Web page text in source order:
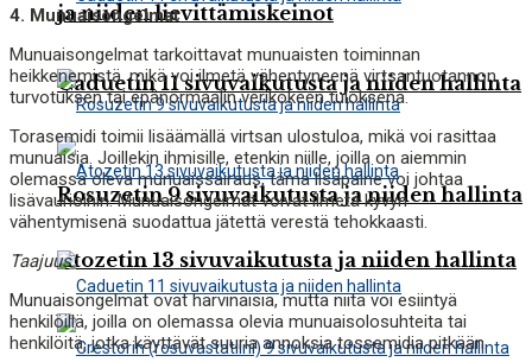
Caduetin 11 sivuvaikutusta ja niiden hallinta
Atozetin 13 sivuvaikutusta ja niiden hallinta
ja niiden lievittämiskeinot
Rosuzetin 9 sivuvaikutusta ja niiden hallinta
4. Munuaisongelmat
Munuaisongelmat tarkoittavat munuaisten toiminnan
heikkenemistä, mikä voi ilmetä vähentyneenä virtsantuotannon,
turvotuksen tai epänormaalin verikokeen tuloksena.
Torasemidi toimii lisäämällä virtsan ulostuloa, mikä voi rasittaa
munuaisia. Joillekin ihmisille, etenkin niille, joilla on aiemmin
olemassa oleva munuaissairaus, tämä lisäpaine voi johtaa
lisävaurioihin. Munuaisongelmat voivat ilmetä kyvyn
vähentymisenä suodattua jätettä verestä tehokkaasti.
Taajuus:
Munuaisongelmat ovat harvinaisia, mutta niitä voi esiintyä
henkilöillä, joilla on olemassa olevia munuaisolosuhteita tai
henkilöitä, jotka käyttävät suuria annoksia tossemidia pitkään.